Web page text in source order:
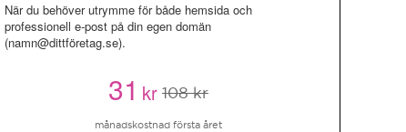
När du behöver utrymme för både hemsida och
professionell e-post på din egen domän
(namn@dittföretag.se).
31kr 108 kr
månadskostnad första året